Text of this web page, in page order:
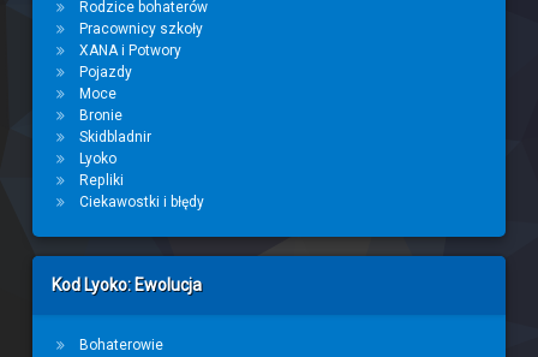
Rodzice bohaterów
Pracownicy szkoły
XANA i Potwory
Pojazdy
Moce
Bronie
Skidbladnir
Lyoko
Repliki
Ciekawostki i błędy
Kod Lyoko: Ewolucja
Bohaterowie